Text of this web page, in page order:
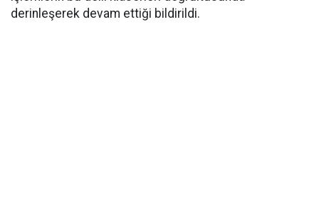
derinleşerek devam ettiği bildirildi.